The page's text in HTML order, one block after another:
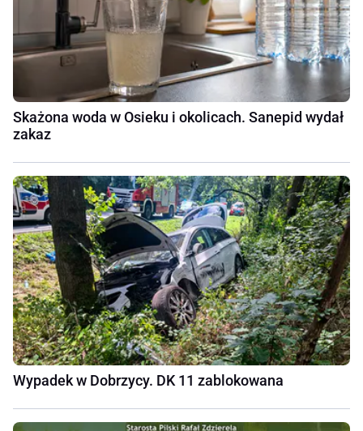
Skażona woda w Osieku i okolicach. Sanepid wydał
zakaz
Wypadek w Dobrzycy. DK 11 zablokowana